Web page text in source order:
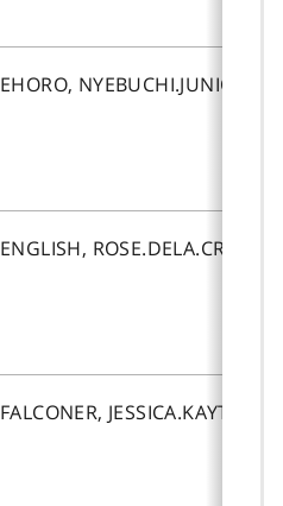
EHORO, NYEBUCHI.JUNIOR.
ENGLISH, ROSE.DELA.CRUZ.
FALCONER, JESSICA.KAYTLAN.